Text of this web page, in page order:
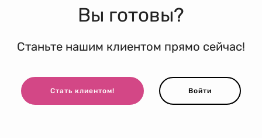
Вы готовы?
Станьте нашим клиентом прямо сейчас!
Стать клиентом! Войти